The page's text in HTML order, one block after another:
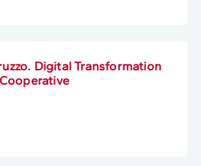
Digital Transformation